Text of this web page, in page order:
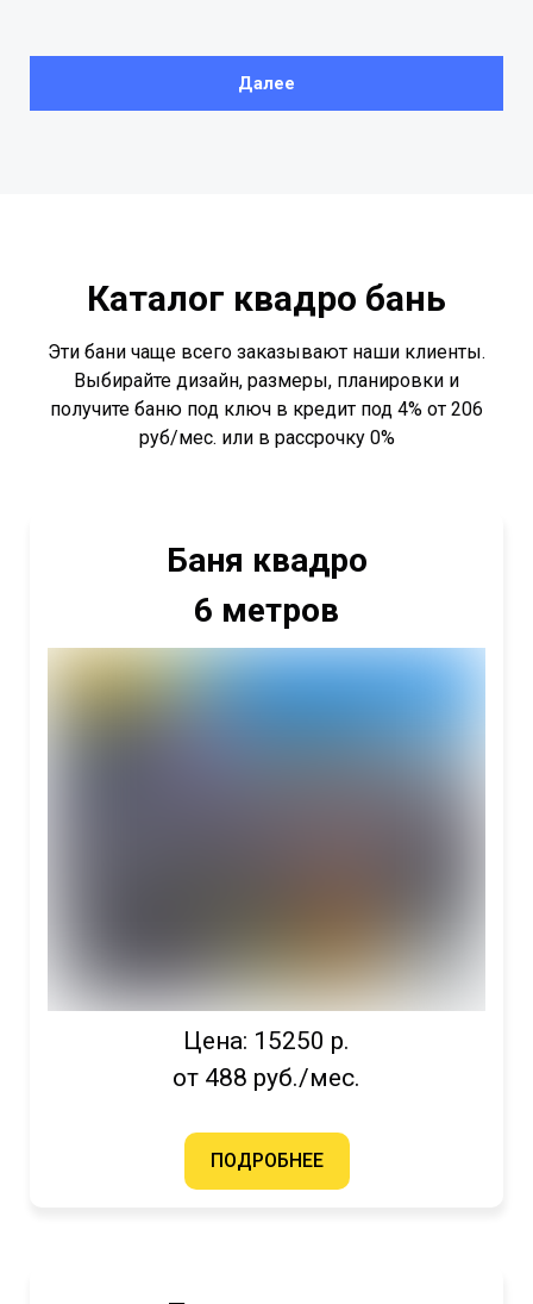
Далее
Каталог квадро бань
Эти бани чаще всего заказывают наши клиенты.
Выбирайте дизайн, размеры, планировки и
получите баню под ключ в кредит под 4% от 206
руб/мес. или в рассрочку 0%
Баня квадро
6 метров
Цена: 15250 р.
от 488 руб./мес.
ПОДРОБНЕЕ